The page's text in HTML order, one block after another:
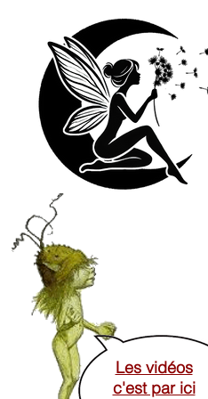
Les vidéos
c'est par ici